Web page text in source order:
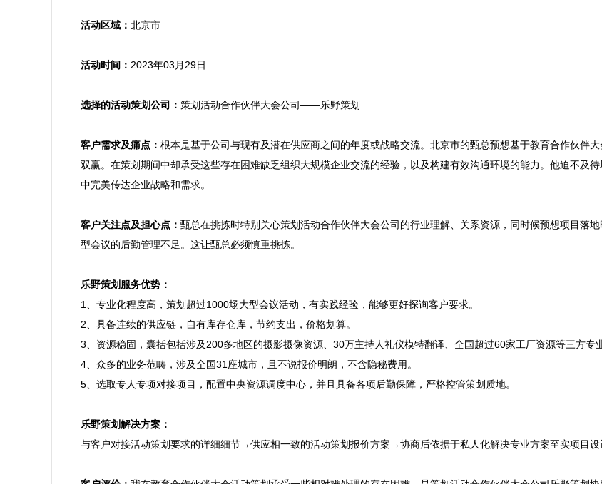
活动区域： 北京市
活动时间： 2023年03月29日
选择的活动策划公司： 策划活动合作伙伴大会公司——乐野策划
客户需求及痛点： 根本是基于公司与现有及潜在供应商之间的年度或战略交流。北京市的甄总预想基于教育合作伙伴
双赢。在策划期间中却承受这些存在困难缺乏组织大规模企业交流的经验，以及构建有效沟通环境的能力。他迫不及
中完美传达企业战略和需求。
客户关注点及担心点： 甄总在挑拣时特别关心策划活动合作伙伴大会公司的行业理解、关系资源，同时候预想项目落
型会议的后勤管理不足。这让甄总必须慎重挑拣。
乐野策划服务优势：
1、专业化程度高，策划超过1000场大型会议活动，有实践经验，能够更好探询客户要求。
2、具备连续的供应链，自有库存仓库，节约支出，价格划算。
3、资源稳固，囊括包括涉及200多地区的摄影摄像资源、30万主持人礼仪模特翻译、全国超过60家工厂资源等三方专
4、众多的业务范畴，涉及全国31座城市，且不说报价明朗，不含隐秘费用。
5、选取专人专项对接项目，配置中央资源调度中心，并且具备各项后勤保障，严格控管策划质地。
乐野策划解决方案：
与客户对接活动策划要求的详细细节→供应相一致的活动策划报价方案→协商后依据于私人化解决专业方案至实项目